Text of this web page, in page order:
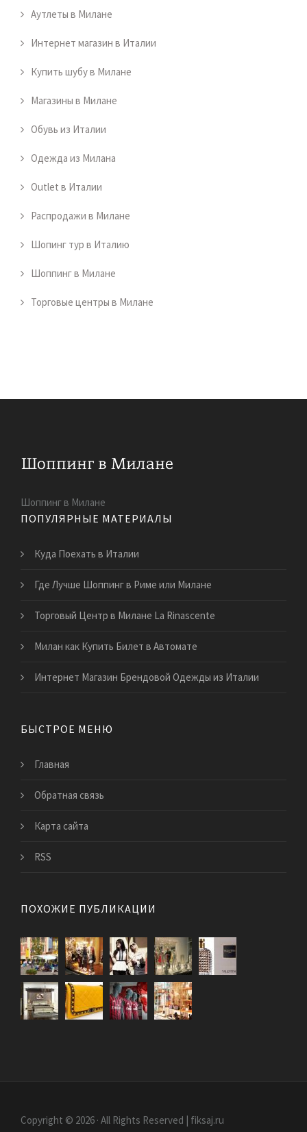
Аутлеты в Милане
Интернет магазин в Италии
Купить шубу в Милане
Магазины в Милане
Обувь из Италии
Одежда из Милана
Outlet в Италии
Распродажи в Милане
Шопинг тур в Италию
Шоппинг в Милане
Торговые центры в Милане
Шоппинг в Милане
ПОПУЛЯРНЫЕ МАТЕРИАЛЫ
Куда Поехать в Италии
Где Лучше Шоппинг в Риме или Милане
Торговый Центр в Милане La Rinascente
Милан как Купить Билет в Автомате
Интернет Магазин Брендовой Одежды из Италии
БЫСТРОЕ МЕНЮ
Главная
Обратная связь
Карта сайта
RSS
ПОХОЖИЕ ПУБЛИКАЦИИ
Copyright © 2026 · All Rights Reserved | fiksaj.ru